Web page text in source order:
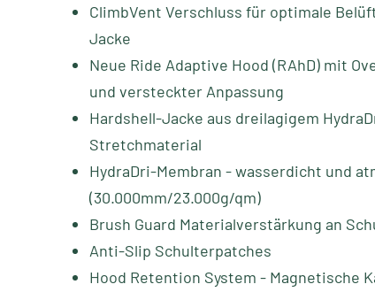
ClimbVent Verschluss für optimale
Jacke
Neue Ride Adaptive Hood (RAhD) mit
und versteckter Anpassung
Hardshell-Jacke aus dreilagigem
Stretchmaterial
HydraDri-Membran - wasserdicht und
(30.000mm/23.000g/qm)
Brush Guard Materialverstärkung an
Anti-Slip Schulterpatches
Hood Retention System - Magnetische